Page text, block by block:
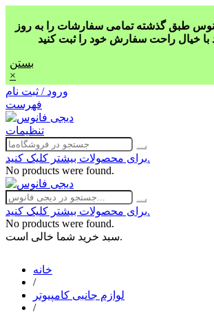
طبق گذشته تمامی سفارشات را به روز
بستن
×
ورود / ثبت نام
فهرست
تنظیمات
برای محصولات بیشتر کلیک کنید.
No products were found.
برای محصولات بیشتر کلیک کنید.
No products were found.
سبد خرید شما خالی است.
خانه
/
لوازم جانبی کامپیوتر
/